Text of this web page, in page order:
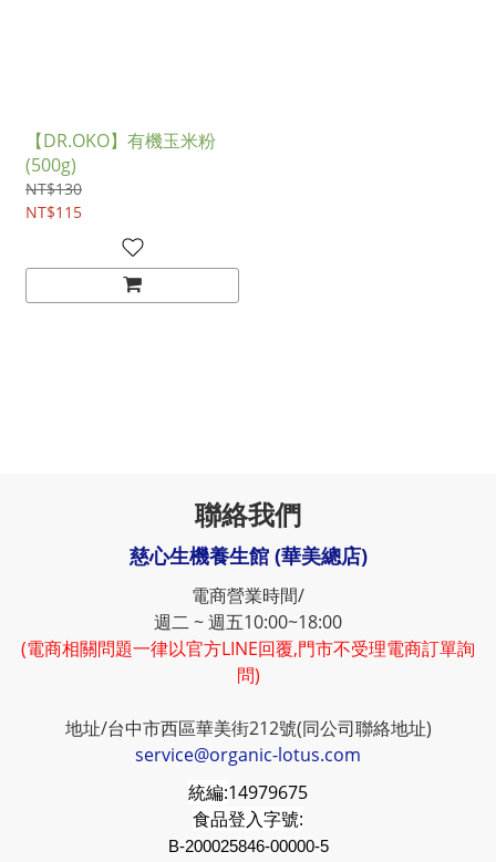
【DR.OKO】有機玉米粉
(500g)
NT$130
NT$115
聯絡我們
慈心生機養生館 (華美總店)
電商營業時間/
週二 ~ 週五10:00~18:00
(電商相關問題一律以官方LINE回覆,門市不受理電商訂單詢
問)
地址/台中市西區華美街212號(同公司聯絡地址)
service@organic-lotus.com
統編:14979675
食品登入字號:
B-200025846-00000-5